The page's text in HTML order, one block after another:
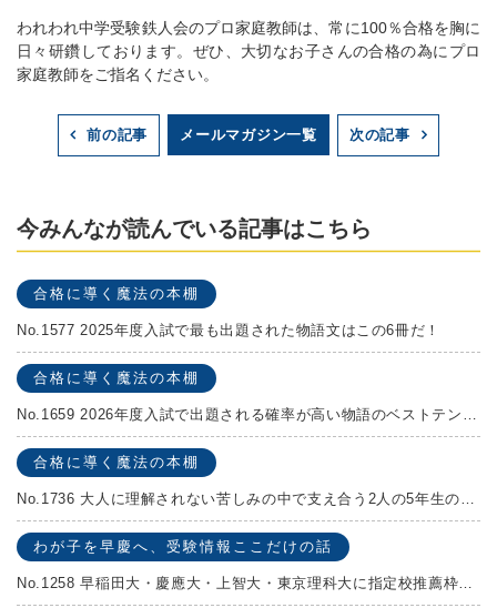
われわれ中学受験鉄人会のプロ家庭教師は、常に100％合格を胸に
日々研鑽しております。ぜひ、大切なお子さんの合格の為にプロ
家庭教師をご指名ください。
前の記事 メールマガジン一覧 次の記事
今みんなが読んでいる記事はこちら
合格に導く魔法の本棚
No.1577 2025年度入試で最も出題された物語文はこの6冊だ！
合格に導く魔法の本棚
合格に導く魔法の本棚
わが子を早慶へ、受験情報ここだけの話